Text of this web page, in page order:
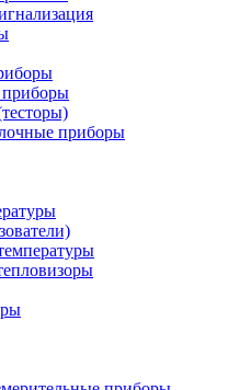
приборы
приборы